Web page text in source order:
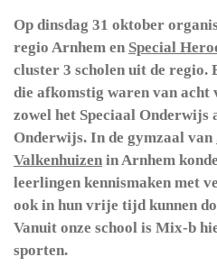
Op dinsdag 31 oktober
regio Arnhem en Special
cluster 3 scholen uit de regio.
die afkomstig waren van acht
zowel het Speciaal Onderwijs
Onderwijs. In de gymzaal van
Valkenhuizen in Arnhem
leerlingen kennismaken met
ook in hun vrije tijd kunnen
Vanuit onze school is Mix-b
sporten.